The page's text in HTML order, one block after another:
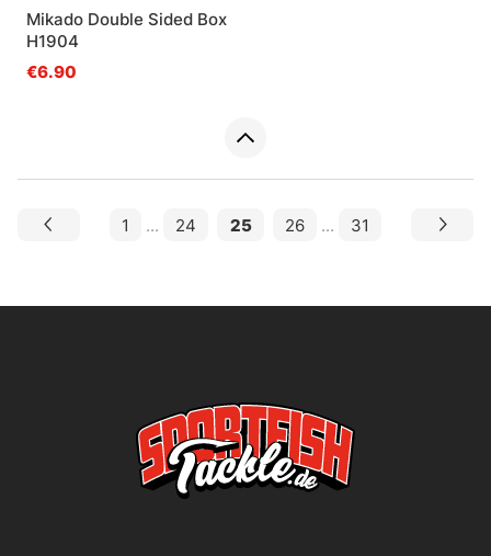
Mikado Double Sided Box
H1904
€6.90
1 ... 24 25 26 ... 31